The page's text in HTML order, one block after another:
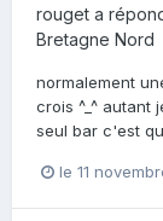
rouget a
Bretagne Nord
normalement
crois ^_^ autant
seul bar c'est
le 11